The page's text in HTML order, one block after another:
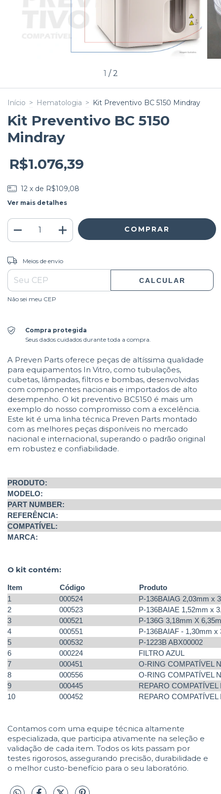
1 / 2
Início > Hematologia > Kit Preventivo BC 5150 Mindray
Kit Preventivo BC 5150
Mindray
R$1.076,39
12 x de R$109,08
Ver mais detalhes
Entregas para o CEP:
Meios de envio
CALCULAR
Não sei meu CEP
Compra protegida
Seus dados cuidados durante toda a compra.
A Preven Parts oferece peças de altíssima qualidade
para equipamentos In Vitro, como tubulações,
cubetas, lâmpadas, filtros e bombas, desenvolvidas
com componentes nacionais e importados de alto
desempenho. O kit preventivo BC5150 é mais um
exemplo do nosso compromisso com a excelência.
Este kit é uma linha técnica Preven Parts montado
com as melhores peças disponíveis no mercado
nacional e internacional, superando o padrão original
em robustez e confiabilidade.
PRODUTO:
MODELO:
PART NUMBER:
REFERÊNCIA:
COMPATÍVEL:
MARCA:
O kit contém:
Item Código
Produto
1
000524
P-136BAIAG 2,03mm x
2
000523
P-136BAIAE 1,52mm x
3
000521
P-136G 3,18mm X
4
000551
P-136BAIAF - 1,30mm
5
000532
P-1223B ABX00002
6
000224
FILTRO AZUL
7
000451
O-RING COMPATÍVEL
8
000556
O-RING COMPATÍVEL
9
000445
REPARO
10
000452 REPARO
Contamos com uma equipe técnica altamente
especializada, que participa ativamente na seleção e
validação de cada item. Todos os kits passam por
testes rigorosos, assegurando precisão, durabilidade e
o melhor custo-benefício para o seu laboratório.